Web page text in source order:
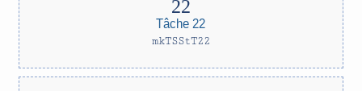
Tâche 22
mkTSStT22